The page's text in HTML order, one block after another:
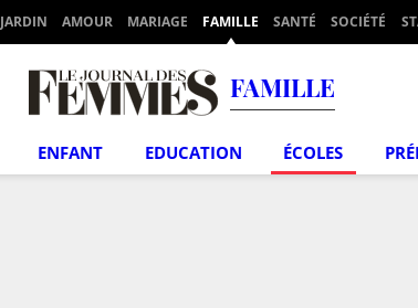
JARDIN AMOUR MARIAGE FAMILLE SANTÉ SOCIÉTÉ
FAMILLE
ENFANT EDUCATION ÉCOLES